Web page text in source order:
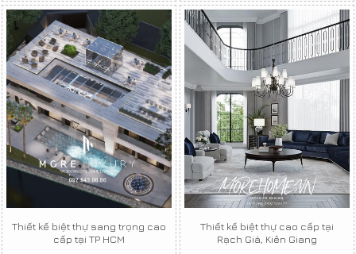
Thiết kế biệt thự sang trọng cao
cấp tại TP HCM
Thiết kế biệt thự cao cấp tại
Rạch Giá, Kiên Giang